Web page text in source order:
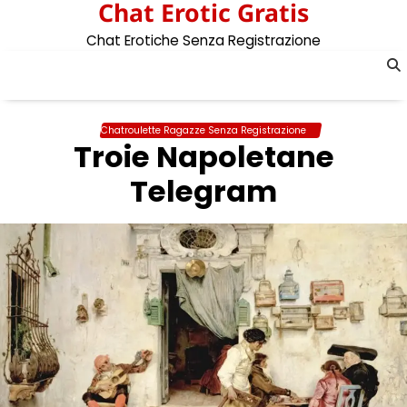
Chat Erotic Gratis
Chat Erotiche Senza Registrazione
Chatroulette Ragazze Senza Registrazione
Troie Napoletane
Telegram